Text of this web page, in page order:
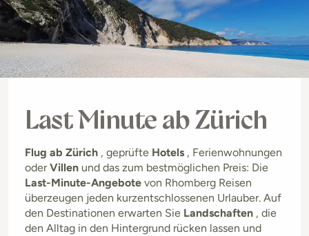
Last Minute ab Zürich
Flug ab Zürich , geprüfte Hotels , Ferienwohnungen
oderVillen und das zum bestmöglichen Preis: Die
Last-Minute-Angebote von Rhomberg Reisen
überzeugen jeden kurzentschlossenen Urlauber. Auf
den Destinationen erwarten Sie Landschaften , die
den Alltag in den Hintergrund rücken lassen und